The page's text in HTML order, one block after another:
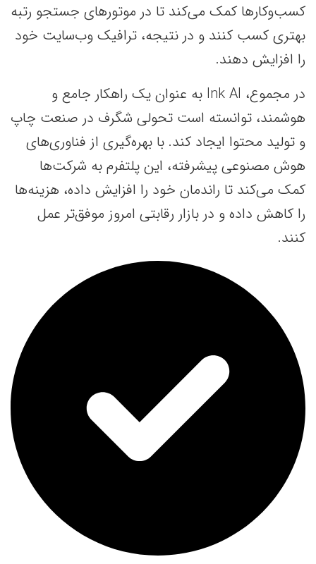
کسب‌وکارها کمک می‌کند تا در موتورهای جستجو رتبه
بهتری کسب کنند و در نتیجه، ترافیک وب‌سایت خود
را افزایش دهند.
در مجموع، Ink AI به عنوان یک راهکار جامع و
هوشمند، توانسته است تحولی شگرف در صنعت چاپ
و تولید محتوا ایجاد کند. با بهره‌گیری از فناوری‌های
هوش مصنوعی پیشرفته، این پلتفرم به شرکت‌ها
کمک می‌کند تا راندمان خود را افزایش داده، هزینه‌ها
را کاهش داده و در بازار رقابتی امروز موفق‌تر عمل
کنند.